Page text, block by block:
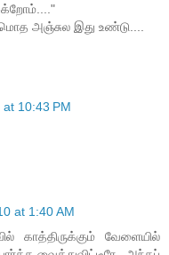
அஞ்சுல இது உண்டு....
10:43 PM
at 1:40 AM
காத்திருக்கும் வேளையில்